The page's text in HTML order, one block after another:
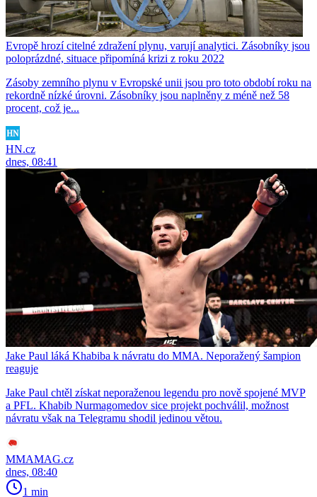
Evropě hrozí citelné zdražení plynu, varují analytici. Zásobníky jsou
poloprázdné, situace připomíná krizi z roku 2022
Zásoby zemního plynu v Evropské unii jsou pro toto období roku na
rekordně nízké úrovni. Zásobníky jsou naplněny z méně než 58
procent, což je...
HN.cz
dnes, 08:41
Jake Paul láká Khabiba k návratu do MMA. Neporažený šampion
reaguje
Jake Paul chtěl získat neporaženou legendu pro nově spojené MVP
a PFL. Khabib Nurmagomedov sice projekt pochválil, možnost
návratu však na Telegramu shodil jedinou větou.
MMAMAG.cz
dnes, 08:40
1 min